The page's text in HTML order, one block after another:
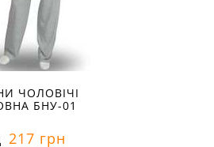
ЧОЛОВІЧІ
БНУ-01
217 грн